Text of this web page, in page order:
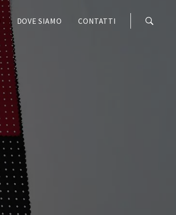
DOVE SIAMO CONTATTI